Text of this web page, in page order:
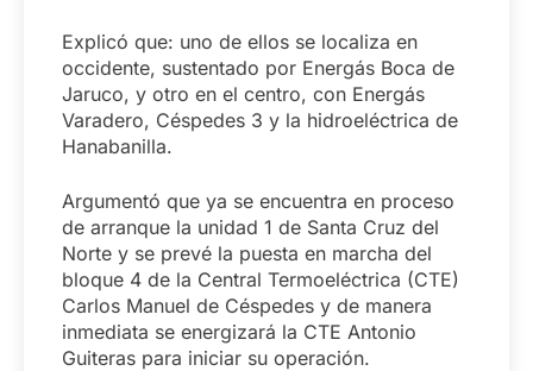
Explicó que: uno de ellos se localiza en
occidente, sustentado por Energás Boca de
Jaruco, y otro en el centro, con Energás
Varadero, Céspedes 3 y la hidroeléctrica de
Hanabanilla.
Argumentó que ya se encuentra en proceso
de arranque la unidad 1 de Santa Cruz del
Norte y se prevé la puesta en marcha del
bloque 4 de la Central Termoeléctrica (CTE)
Carlos Manuel de Céspedes y de manera
inmediata se energizará la CTE Antonio
Guiteras para iniciar su operación.